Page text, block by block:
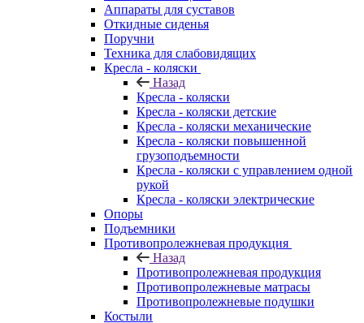
Аппараты для суставов
Откидные сиденья
Поручни
Техника для слабовидящих
Кресла - коляски
Назад
Кресла - коляски
Кресла - коляски детские
Кресла - коляски механические
Кресла - коляски повышенной
грузоподъемности
Кресла - коляски с управлением одной
рукой
Кресла - коляски электрические
Опоры
Подъемники
Противопролежневая продукция
Назад
Противопролежневая продукция
Противопролежневые матрасы
Противопролежневые подушки
Костыли